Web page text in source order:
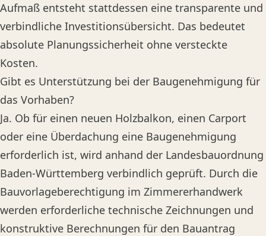
Aufmaß entsteht stattdessen eine transparente und
verbindliche Investitionsübersicht. Das bedeutet
absolute Planungssicherheit ohne versteckte
Kosten.
Gibt es Unterstützung bei der Baugenehmigung für
das Vorhaben?
Ja. Ob für einen neuen Holzbalkon, einen Carport
oder eine Überdachung eine Baugenehmigung
erforderlich ist, wird anhand der Landesbauordnung
Baden-Württemberg verbindlich geprüft. Durch die
Bauvorlageberechtigung im Zimmererhandwerk
werden erforderliche technische Zeichnungen und
konstruktive Berechnungen für den Bauantrag